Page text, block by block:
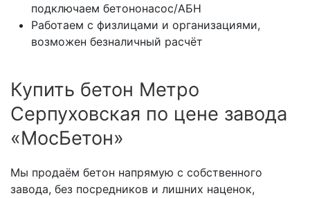
подключаем бетононасос/АБН
Работаем с физлицами и организациями,
возможен безналичный расчёт
Купить бетон Метро
Серпуховская по цене завода
«МосБетон»
Мы продаём бетон напрямую с собственного
завода, без посредников и лишних наценок,